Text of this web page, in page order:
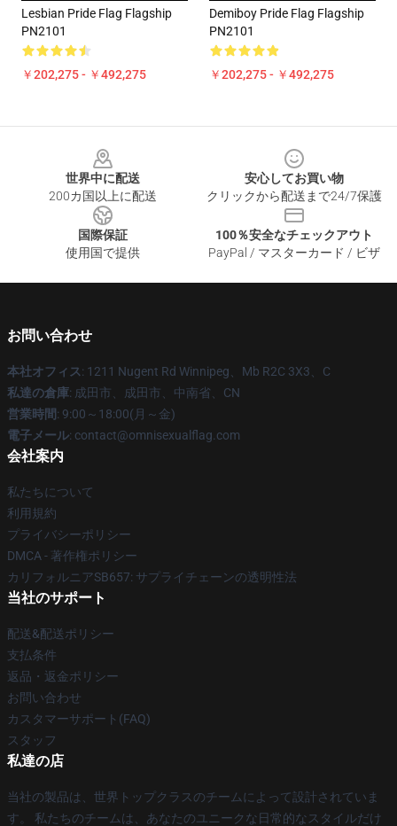
Lesbian Pride Flag Flagship
PN2101
￥202,275 - ￥492,275
Demiboy Pride Flag Flagship
PN2101
￥202,275 - ￥492,275
世界中に配送
200カ国以上に配送
安心してお買い物
クリックから配送まで24/7保護
国際保証
使用国で提供
100％安全なチェックアウト
PayPal / マスターカード / ビザ
お問い合わせ
本社オフィス: 1211 Nugent Rd Winnipeg、Mb R2C 3X3、C
私達の倉庫: 成田市、成田市、中南省、CN
営業時間: 9:00～18:00(月～金)
電子メール: contact@omnisexualflag.com
会社案内
私たちについて
利用規約
プライバシーポリシー
DMCA - 著作権ポリシー
カリフォルニアSB657: サプライチェーンの透明性法
当社のサポート
配送&配送ポリシー
支払条件
返品・返金ポリシー
お問い合わせ
カスタマーサポート(FAQ)
スタッフ
私達の店
当社の製品は、世界トップクラスのチームによって設計されていま
す。 私たちのチームは、あなたのユニークな日常的なスタイルだけ